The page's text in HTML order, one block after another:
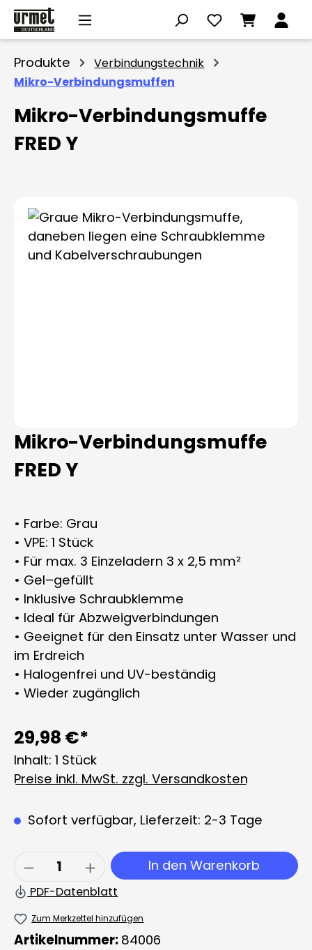
Zum Hauptinhalt springen
Produkte
Verbindungstechnik
Mikro-Verbindungsmuffen
Mikro-Verbindungsmuffe
FRED Y
Bildergalerie überspringen
Mikro-Verbindungsmuffe
FRED Y
• Farbe: Grau
• VPE: 1 Stück
• Für max. 3 Einzeladern 3 x 2,5 mm²
• Gel–gefüllt
• Inklusive Schraubklemme
• Ideal für Abzweigverbindungen
• Geeignet für den Einsatz unter Wasser und
im Erdreich
• Halogenfrei und UV-beständig
• Wieder zugänglich
29,98 €*
Inhalt: 1 Stück
Preise inkl. MwSt. zzgl. Versandkosten
Sofort verfügbar, Lieferzeit: 2-3 Tage
Produkt Anzahl: Gib den
In den Warenkorb
PDF-Datenblatt
Zum Merkzettel hinzufügen
Artikelnummer: 84006